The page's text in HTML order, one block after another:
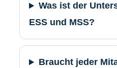
Was ist der
ESS und MSS?
Braucht jeder